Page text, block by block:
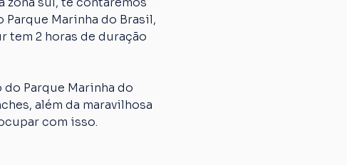
Marinha do Brasil,
tem 2 horas de duração
Parque Marinha do
além da maravilhosa
com isso.